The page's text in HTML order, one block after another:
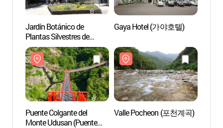
Jardín Botánico de
Plantas Silvestres de
Gayasan (가야산
야생화식물원)
Gaya Hotel (가야호텔)
Puente Colgante del
Monte Udusan (Puente
Valle Pocheon (포천계곡)